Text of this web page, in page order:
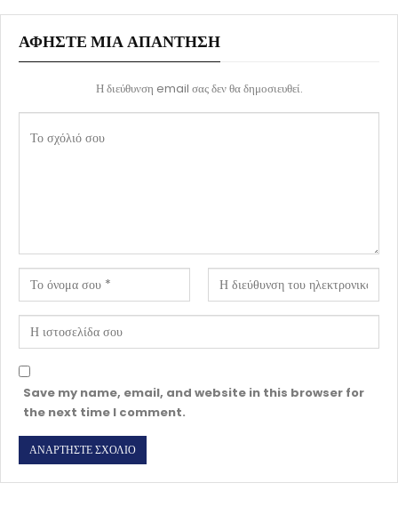
ΑΦΉΣΤΕ ΜΙΑ ΑΠΆΝΤΗΣΗ
Η διεύθυνση email σας δεν θα δημοσιευθεί.
Save my name, email, and website in this browser for
the next time I comment.